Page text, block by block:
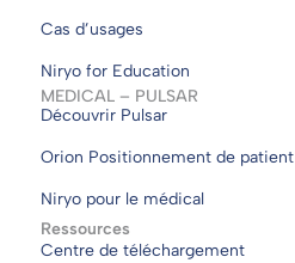
Cas d’usages
Niryo for Education
MEDICAL – PULSAR
Découvrir Pulsar
Orion Positionnement de patient
Niryo pour le médical
Ressources
Centre de téléchargement